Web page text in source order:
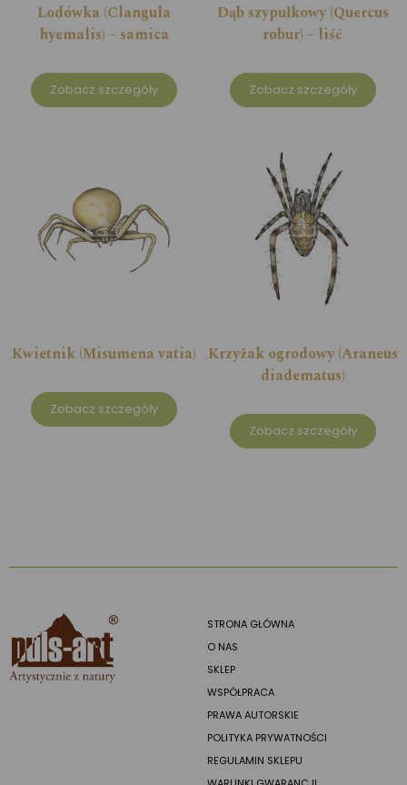
Lodówka (Clangula
hyemalis) – samica
Zobacz szczegóły
Dąb szypułkowy (Quercus
robur) – liść
Zobacz szczegóły
Kwietnik (Misumena vatia)
Zobacz szczegóły
Krzyżak ogrodowy (Araneus
diadematus)
Zobacz szczegóły
STRONA GŁÓWNA
O NAS
SKLEP
WSPÓŁPRACA
PRAWA AUTORSKIE
POLITYKA PRYWATNOŚCI
REGULAMIN SKLEPU